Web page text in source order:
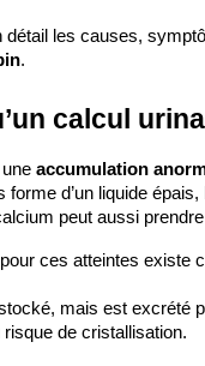
et
à
Conseil
Maladie
cardiaque
chien ou le
reconnaître
détail les causes,
.
calcul
accumulation
forme d’un liquide
peut aussi
pour ces atteintes existe
mais est excrété
de cristallisation.